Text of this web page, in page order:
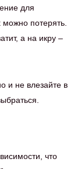
для
можно потерять.
а на икру –
и не влезайте в
что